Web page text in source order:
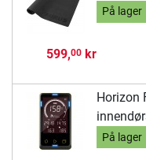
På lager
599,00kr
Horizon
På lager